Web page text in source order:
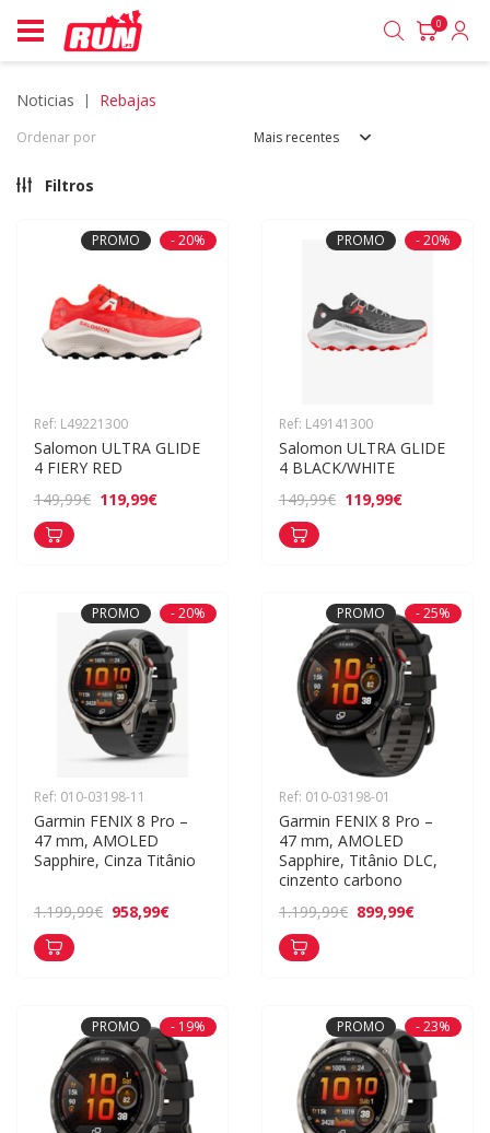
0
noticias rebajas
Ordenar por Mais recentes
Filtros
PROMO - 20%
Ref: L49221300
Salomon ULTRA GLIDE
4 FIERY RED
149,99€ 119,99€
PROMO - 20%
Ref: L49141300
Salomon ULTRA GLIDE
4 BLACK/WHITE
149,99€ 119,99€
PROMO - 20%
Ref: 010-03198-11
Garmin FENIX 8 Pro –
47 mm, AMOLED
Sapphire, Cinza Titânio
1.199,99€ 958,99€
PROMO - 25%
Ref: 010-03198-01
Garmin FENIX 8 Pro –
47 mm, AMOLED
Sapphire, Titânio DLC,
cinzento carbono
1.199,99€ 899,99€
PROMO - 19% PROMO - 23%